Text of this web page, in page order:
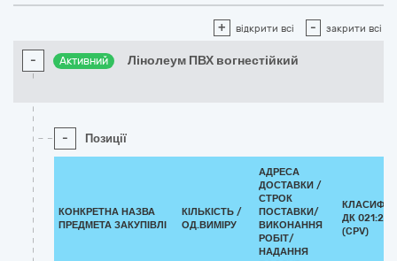
+ відкрити всі - закрити всі
- Активний Лінолеум ПВХ вогнестійкий
- Позиції
КОНКРЕТНА НАЗВА
ПРЕДМЕТА ЗАКУПІВЛІ
КІЛЬКІСТЬ /
ОД.ВИМІРУ
АДРЕСА
ДОСТАВКИ /
СТРОК
ПОСТАВКИ/
ВИКОНАННЯ
РОБІТ/
НАДАННЯ
ДК
(CPV)